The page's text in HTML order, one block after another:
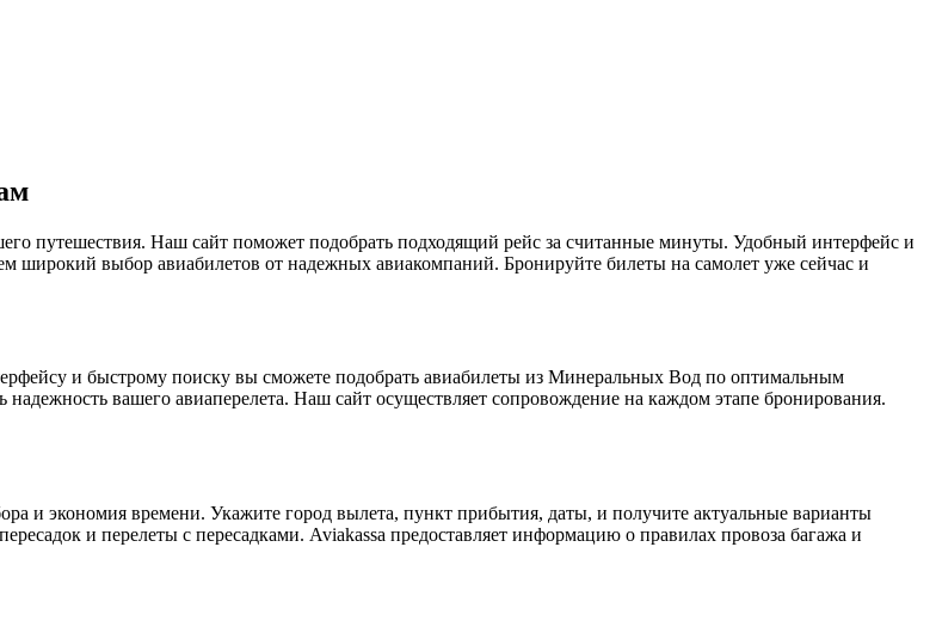
путешествия. Наш сайт поможет подобрать подходящий рейс за считанные минуты. Удобный интерфейс и
выбор авиабилетов от надежных авиакомпаний. Бронируйте билеты на самолет уже сейчас и
и быстрому поиску вы сможете подобрать авиабилеты из Минеральных Вод по оптимальным
вашего авиаперелета. Наш сайт осуществляет сопровождение на каждом этапе бронирования.
и экономия времени. Укажите город вылета, пункт прибытия, даты, и получите актуальные варианты
и перелеты с пересадками. Aviakassa предоставляет информацию о правилах провоза багажа и